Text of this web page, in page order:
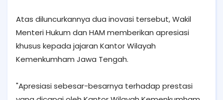
Atas diluncurkannya dua inovasi tersebut, Wakil
Menteri Hukum dan HAM memberikan apresiasi
khusus kepada jajaran Kantor Wilayah
Kemenkumham Jawa Tengah.
"Apresiasi sebesar-besarnya terhadap prestasi